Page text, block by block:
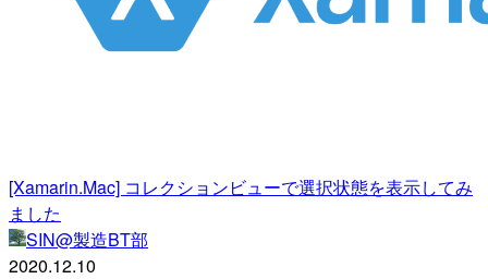
[Xamarin.Mac] コレクションビューで選択状態を表示してみ
ました
SIN@製造BT部
2020.12.10